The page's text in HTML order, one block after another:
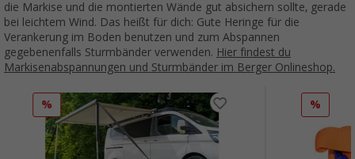
die Markise und die montierten Wände gut absichern sollte, gerade
bei leichtem Wind. Das heißt für dich: Gute Heringe für die
Verankerung im Boden benutzen und zum Abspannen
gegebenenfalls Sturmbänder verwenden. Hier findest du
Markisenabspannungen und Sturmbänder im Berger Onlineshop.
% %